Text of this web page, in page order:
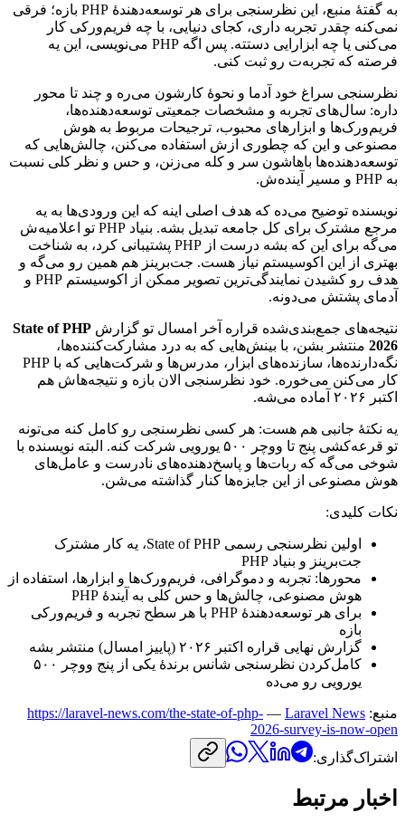
به گفتهٔ منبع، این نظرسنجی برای هر توسعه‌دهندهٔ PHP بازه؛ فرقی
نمی‌کنه چقدر تجربه داری، کجای دنیایی، با چه فریم‌ورکی کار
می‌کنی یا چه ابزارایی دستته. پس اگه PHP می‌نویسی، این یه
فرصته که تجربه‌ت رو ثبت کنی.
نظرسنجی سراغ خود آدما و نحوهٔ کارشون می‌ره و چند تا محور
داره: سال‌های تجربه و مشخصات جمعیتی توسعه‌دهنده‌ها،
فریم‌ورک‌ها و ابزارهای محبوب، ترجیحات مربوط به هوش
مصنوعی و این که چطوری ازش استفاده می‌کنن، چالش‌هایی که
توسعه‌دهنده‌ها باهاشون سر و کله می‌زنن، و حس و نظر کلی نسبت
به PHP و مسیر آینده‌ش.
نویسنده توضیح می‌ده که هدف اصلی اینه که این ورودی‌ها به یه
مرجع مشترک برای کل جامعه تبدیل بشه. بنیاد PHP تو
اعلامیه‌ش
می‌گه برای این که بشه درست از PHP پشتیبانی کرد، به شناخت
بهتری از این اکوسیستم نیاز هست. جت‌برینز هم همین رو می‌گه و
هدف رو کشیدن نمایندگی‌ترین تصویر ممکن از اکوسیستم PHP و
آدمای پشتش می‌دونه.
نتیجه‌های جمع‌بندی‌شده قراره آخر امسال تو گزارش State of PHP
2026 منتشر بشن، با بینش‌هایی که به درد مشارکت‌کننده‌ها،
نگه‌دارنده‌ها، سازنده‌های ابزار، مدرس‌ها و شرکت‌هایی که با PHP
کار می‌کنن می‌خوره. خود نظرسنجی الان بازه و نتیجه‌هاش هم
اکتبر ۲۰۲۶ آماده می‌شه.
یه نکتهٔ جانبی هم هست: هر کسی نظرسنجی رو کامل کنه می‌تونه
تو قرعه‌کشی پنج تا ووچر ۵۰۰ یورویی شرکت کنه. البته نویسنده با
شوخی می‌گه که ربات‌ها و پاسخ‌دهنده‌های نادرست و عامل‌های
هوش مصنوعی از این جایزه‌ها کنار گذاشته می‌شن.
نکات کلیدی:
اولین نظرسنجی رسمی State of PHP، یه کار مشترک
جت‌برینز و بنیاد PHP
محورها: تجربه و دموگرافی، فریم‌ورک‌ها و ابزارها، استفاده از
هوش مصنوعی، چالش‌ها و حس کلی به آیندهٔ PHP
برای هر توسعه‌دهندهٔ PHP با هر سطح تجربه و فریم‌ورکی
بازه
گزارش نهایی قراره اکتبر ۲۰۲۶ (پاییز امسال) منتشر بشه
کامل‌کردن نظرسنجی شانس برندهٔ یکی از پنج ووچر
۵۰۰
یورویی رو می‌ده
منبع: Laravel News
—
https://laravel-news.com/the-state-of-php-
2026-survey-is-now-open
اشتراک‌گذاری:
اخبار مرتبط